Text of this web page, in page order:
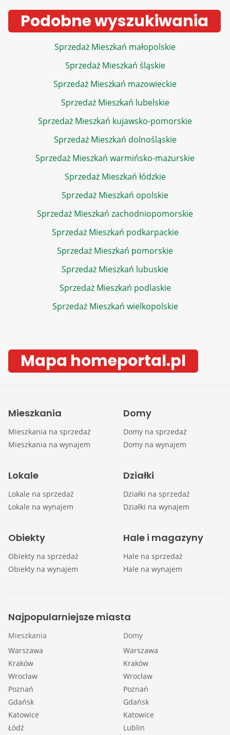
Podobne wyszukiwania
Sprzedaż Mieszkań małopolskie
Sprzedaż Mieszkań śląskie
Sprzedaż Mieszkań mazowieckie
Sprzedaż Mieszkań lubelskie
Sprzedaż Mieszkań kujawsko-pomorskie
Sprzedaż Mieszkań dolnośląskie
Sprzedaż Mieszkań warmińsko-mazurskie
Sprzedaż Mieszkań łódzkie
Sprzedaż Mieszkań opolskie
Sprzedaż Mieszkań zachodniopomorskie
Sprzedaż Mieszkań podkarpackie
Sprzedaż Mieszkań pomorskie
Sprzedaż Mieszkań lubuskie
Sprzedaż Mieszkań podlaskie
Sprzedaż Mieszkań wielkopolskie
Mapa homeportal.pl
Mieszkania
Mieszkania na sprzedaż
Mieszkania na wynajem
Domy
Domy na sprzedaż
Domy na wynajem
Lokale
Lokale na sprzedaż
Lokale na wynajem
Działki
Działki na sprzedaż
Działki na wynajem
Obiekty
Obiekty na sprzedaż
Obiekty na wynajem
Hale i magazyny
Hale na sprzedaż
Hale na wynajem
Najpopularniejsze miasta
Mieszkania
Warszawa
Kraków
Wrocław
Poznań
Gdańsk
Katowice
Łódź
Domy
Warszawa
Kraków
Wrocław
Poznań
Gdańsk
Katowice
Lublin